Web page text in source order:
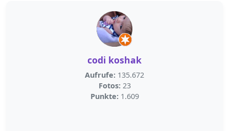
codi koshak
Aufrufe: 135.672
Fotos: 23
Punkte: 1.609